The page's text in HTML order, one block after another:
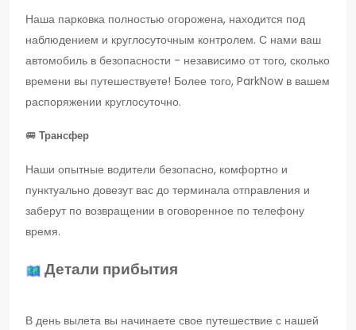
Наша парковка полностью огорожена, находится под
наблюдением и круглосуточным контролем. С нами ваш
автомобиль в безопасности - независимо от того, сколько
времени вы путешествуете! Более того, ParkNow в вашем
распоряжении круглосуточно.
🚐 Трансфер
Наши опытные водители безопасно, комфортно и
пунктуально довезут вас до терминала отправления и
заберут по возвращении в оговоренное по телефону
время.
Детали прибытия
В день вылета вы начинаете свое путешествие с нашей